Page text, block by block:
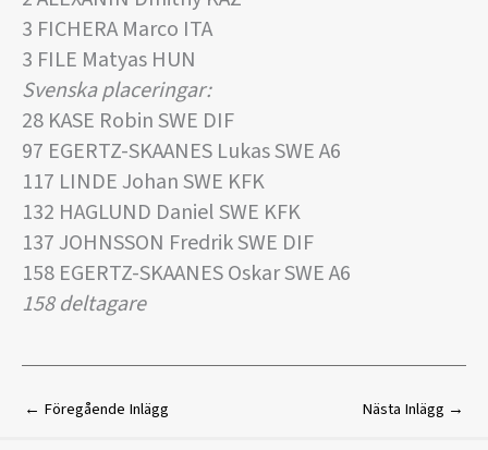
3 FICHERA Marco ITA
3 FILE Matyas HUN
Svenska placeringar:
28 KASE Robin SWE DIF
97 EGERTZ-SKAANES Lukas SWE A6
117 LINDE Johan SWE KFK
132 HAGLUND Daniel SWE KFK
137 JOHNSSON Fredrik SWE DIF
158 EGERTZ-SKAANES Oskar SWE A6
158 deltagare
← Föregående Inlägg Nästa Inlägg →